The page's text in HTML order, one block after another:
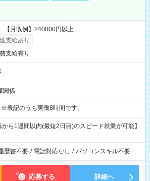
月収例】240000円以上
支給あり
支給有り
関係
8:30～17:15 ※表記のうち実働8時間です。
ら1週間以内(最短2日目)のスピード就業が可能】
歴書不要 / 電話対応なし / パソコンスキル不要
応募する 詳細へ